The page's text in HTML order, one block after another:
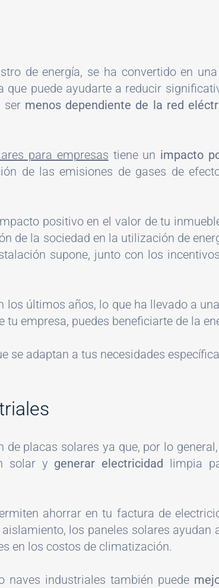
de energía, se ha convertido en
puede ayudarte a reducir
ser menos dependiente de la red
para empresas tiene un impacto
de las emisiones de gases de
positivo en el valor de tu
de la sociedad en la utilización de
supone, junto con los
últimos años, lo que ha llevado a
empresa, puedes beneficiarte de la
se adaptan a tus necesidades
placas solares ya que, por lo
solar y generar electricidad
limpia
ahorrar en tu factura de
los paneles solares ayudan
en los costos de climatización.
naves industriales también puede